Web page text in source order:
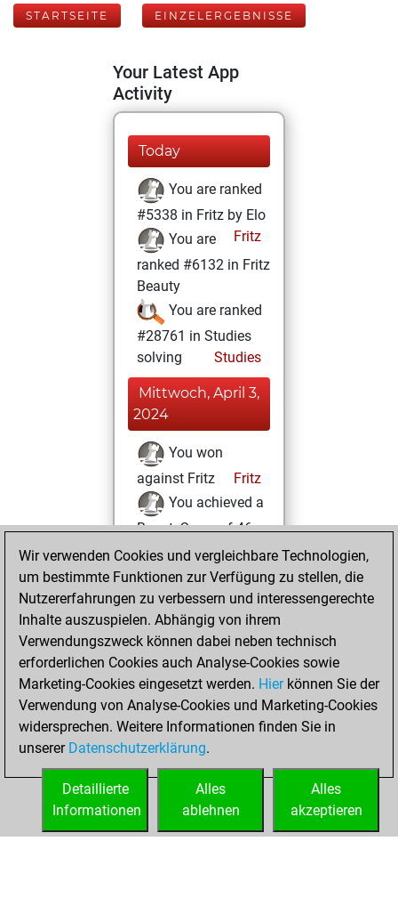
STARTSEITE EINZELERGEBNISSE
Your Latest App
Activity
Today
You are ranked
#5338 in Fritz by Elo
Fritz
You are
ranked #6132 in Fritz
Beauty
You are ranked
#28761 in Studies
solving
Studies
Mittwoch, April 3,
2024
You won
against Fritz
Fritz
You achieved a
BeautyScore of 46
You achieved a
new Elo of 1619
You created
your Fritz account
blitz games
Play
You scored +0
=1 -0 in blitz
You created
your Studies account
Studies
Wir verwenden Cookies und vergleichbare Technologien,
um bestimmte Funktionen zur Verfügung zu stellen, die
Nutzererfahrungen zu verbessern und interessengerechte
Inhalte auszuspielen. Abhängig von ihrem
Verwendungszweck können dabei neben technisch
erforderlichen Cookies auch Analyse-Cookies sowie
Marketing-Cookies eingesetzt werden. Hierkönnen Sie der
Verwendung von Analyse-Cookies und Marketing-Cookies
widersprechen. Weitere Informationen finden Sie in
unserer Datenschutzerklärung.
Alles
akzeptieren
Alles
ablehnen
Detaillierte
Informationen